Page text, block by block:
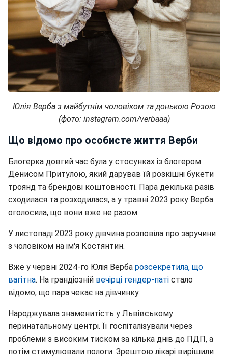
Юлія Верба з майбутнім чоловіком та донькою Розою
(фото: instagram.com/verbaaa)
Що відомо про особисте життя Верби
Блогерка довгий час була у стосунках із блогером
Денисом Притулою, який дарував їй розкішні букети
троянд та брендові коштовності. Пара декілька разів
сходилася та розходилася, а у травні 2023 року Верба
оголосила, що вони вже не разом.
У листопаді 2023 року дівчина розповіла про заручини
з чоловіком на ім'я Костянтин.
Вже у червні 2024-го Юлія Верба розсекретила, що
вагітна. На грандіозній вечірці гендер-паті стало
відомо, що пара чекає на дівчинку.
Народжувала знаменитість у Львівському
перинатальному центрі. Її госпіталізували через
проблеми з високим тиском за кілька днів до ПДП, а
потім стимулювали пологи. Зрештою лікарі вирішили